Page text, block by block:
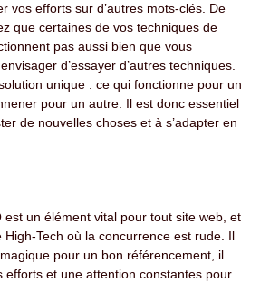
vos efforts sur d’autres mots-clés. De
que certaines de vos techniques de
pas aussi bien que vous
d’essayer d’autres techniques.
unique : ce qui fonctionne pour un
pour un autre. Il est donc essentiel
de nouvelles choses et à s’adapter en
est un élément vital pour tout site web, et
Tech où la concurrence est rude. Il
pour un bon référencement, il
efforts et une attention constantes pour